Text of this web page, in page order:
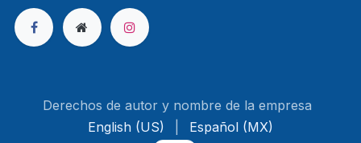
Derechos de autor y nombre de la empresa
English (US)
Español (MX)